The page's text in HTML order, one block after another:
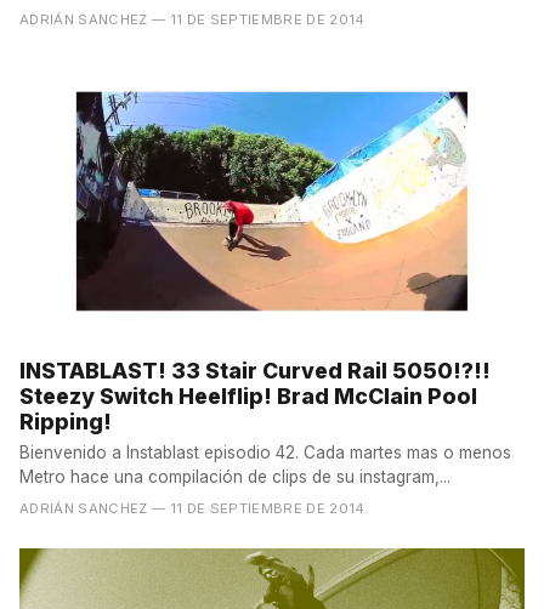
ADRIÁN SANCHEZ — 11 DE SEPTIEMBRE DE 2014
INSTABLAST! 33 Stair Curved Rail 5050!?!!
Steezy Switch Heelflip! Brad McClain Pool
Ripping!
Bienvenido a Instablast episodio 42. Cada martes mas o menos
Metro hace una compilación de clips de su instagram,...
ADRIÁN SANCHEZ — 11 DE SEPTIEMBRE DE 2014